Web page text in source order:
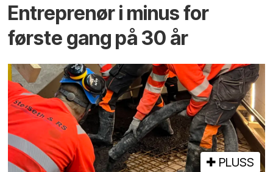
Entreprenør i minus for
første gang på 30 år
PLUSS